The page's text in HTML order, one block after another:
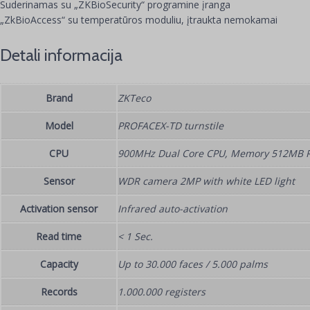
Suderinamas su „ZKBioSecurity“ programine įranga
„ZkBioAccess“ su temperatūros moduliu, įtraukta nemokamai
Detali informacija
Brand ZKTeco
Model PROFACEX-TD turnstile
CPU 900MHz Dual Core CPU, Memory 512MB
Sensor WDR camera 2MP with white LED light
Activation sensor Infrared auto-activation
Read time < 1 Sec.
Capacity Up to 30.000 faces / 5.000 palms
Records 1.000.000 registers